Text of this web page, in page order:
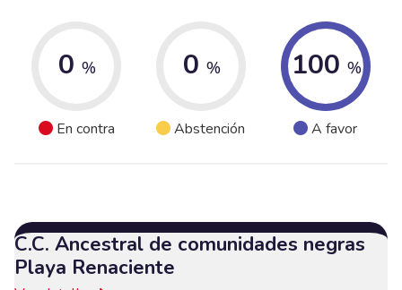
0 %
En contra
0 %
Abstención
100 %
A favor
C.C. Ancestral de comunidades negras
Playa Renaciente